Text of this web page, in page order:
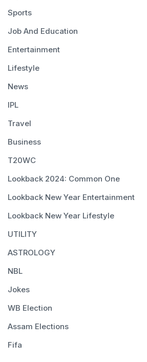
Sports
Job And Education
Entertainment
Lifestyle
News
IPL
Travel
Business
T20WC
Lookback 2024: Common One
Lookback New Year Entertainment
Lookback New Year Lifestyle
UTILITY
ASTROLOGY
NBL
Jokes
WB Election
Assam Elections
Fifa